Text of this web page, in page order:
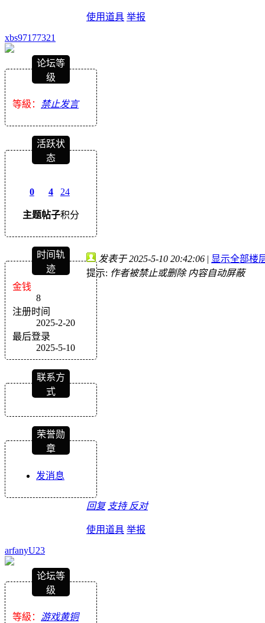
使用道具 举报
xbs97177321
论坛等
级
等級： 禁止发言
活跃状
态
0
主题
4
帖子
24
积分
时间轨
迹
金钱
8
注册时间
2025-2-20
最后登录
2025-5-10
联系方
式
荣誉勋
章
发消息
发表于 2025-5-10 20:42:06 | 显示全部楼
提示: 作者被禁止或删除 内容自动屏蔽
回复 支持 反对
使用道具 举报
arfanyU23
论坛等
级
等級： 游戏黄铜